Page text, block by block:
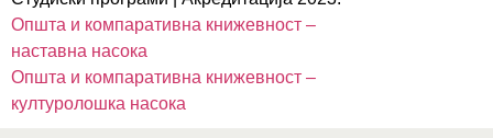
Општа и компаративна книжевност –
наставна насока
Општа и компаративна книжевност –
културолошка насока